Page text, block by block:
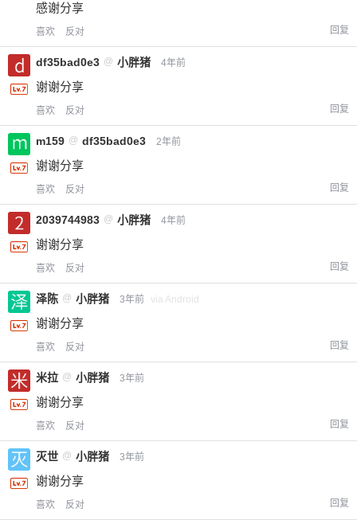
立刻支付
感谢分享
喜欢 反对 回复
df35bad0e3 @ 小胖猪 4年前
谢谢分享
喜欢 反对 回复
m159 @ df35bad0e3 2年前
谢谢分享
喜欢 反对 回复
2039744983 @ 小胖猪 4年前
谢谢分享
喜欢 反对 回复
泽陈 @ 小胖猪 3年前 via Android
谢谢分享
喜欢 反对 回复
米拉 @ 小胖猪 3年前
谢谢分享
喜欢 反对 回复
灭世 @ 小胖猪 3年前
谢谢分享
喜欢 反对 回复
您没有权限发布内容，请购买会员或者提升权
忘记密码？找回